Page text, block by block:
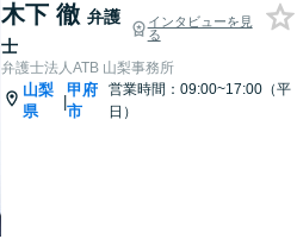
木下 徹 弁護
士
インタビューを見
る
弁護士法人ATB 山梨事務所
山梨
県
|
甲府
市
営業時間：09:00~17:00（平
日）